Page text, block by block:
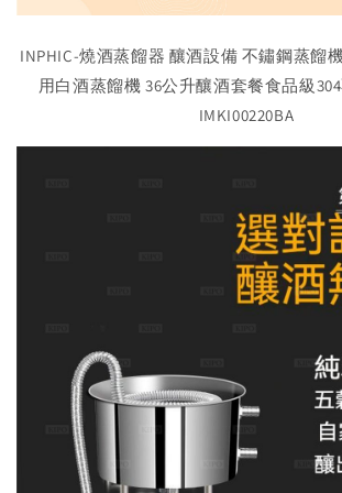
INPHIC-燒酒蒸餾器 釀酒設備 不鏽鋼蒸餾
用白酒蒸餾機 36公升釀酒套餐食品級
IMKI00220BA